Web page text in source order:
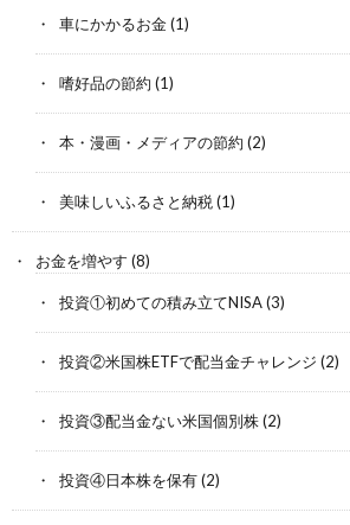
車にかかるお金(1)
嗜好品の節約 (1)
本・漫画・メディアの節約 (2)
美味しいふるさと納税 (1)
お金を増やす (8)
投資①初めての積み立てNISA(3)
投資②米国株ETFで配当金チャレンジ (2)
投資③配当金ない米国個別株(2)
投資④日本株を保有(2)